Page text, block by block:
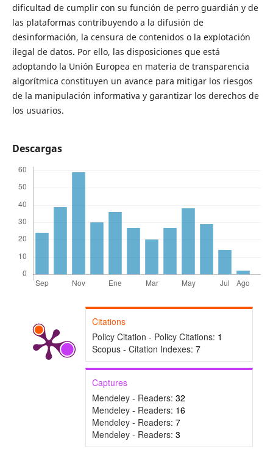
dificultad de cumplir con su función de perro guardián y de
las plataformas contribuyendo a la difusión de
desinformación, la censura de contenidos o la explotación
ilegal de datos. Por ello, las disposiciones que está
adoptando la Unión Europea en materia de transparencia
algorítmica constituyen un avance para mitigar los riesgos
de la manipulación informativa y garantizar los derechos de
los usuarios.
Descargas
Citations
Policy Citation - Policy Citations: 1
Scopus - Citation Indexes: 7
Captures
Mendeley - Readers: 32
Mendeley - Readers: 16
Mendeley - Readers: 7
Mendeley - Readers: 3